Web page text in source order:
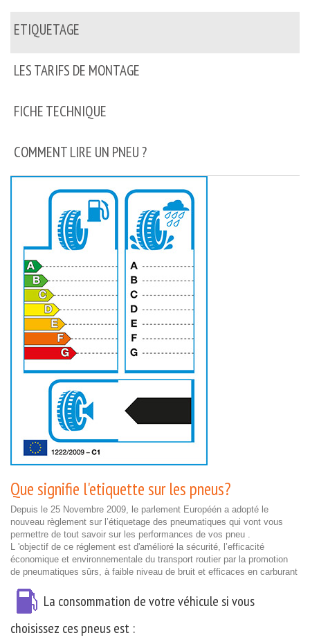
ETIQUETAGE
LES TARIFS DE MONTAGE
FICHE TECHNIQUE
COMMENT LIRE UN PNEU ?
Que signifie l'etiquette sur les pneus?
Depuis le 25 Novembre 2009, le parlement Européén a adopté le
nouveau règlement sur l’étiquetage des pneumatiques qui vont vous
permettre de tout savoir sur les performances de vos pneu .
L 'objectif de ce réglement est d'amélioré la sécurité, l’efficacité
économique et environnementale du transport routier par la promotion
de pneumatiques sûrs, à faible niveau de bruit et efficaces en carburant
La consommation de votre véhicule si vous
choisissez ces pneus est :